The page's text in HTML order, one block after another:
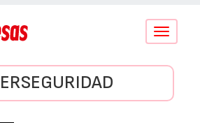
Conmutar